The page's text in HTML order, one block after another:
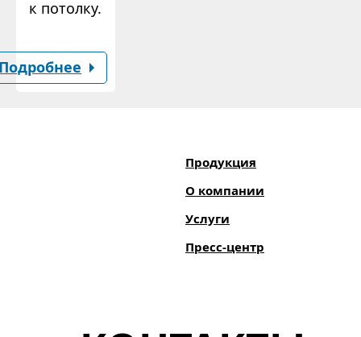
к потолку.
Продукция
О компании
Услуги
Пресс-центр